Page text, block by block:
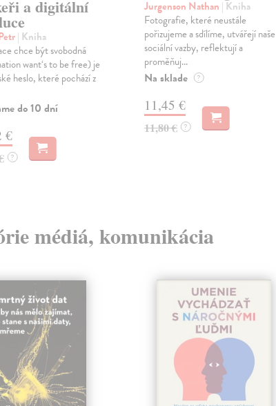
a digitální
| Kniha
chce být svobodná
want‘s to be free) je
heslo, které pochází z
do 10 dní
€
?
Jurgenson Nathan | Kniha
Fotografie, které neustále
pořizujeme a sdílíme, utvářejí naše
sociální vazby, reflektují a
proměňuj...
Na sklade ?
11,45 €
11,80 € ?
médiá, komunikácia